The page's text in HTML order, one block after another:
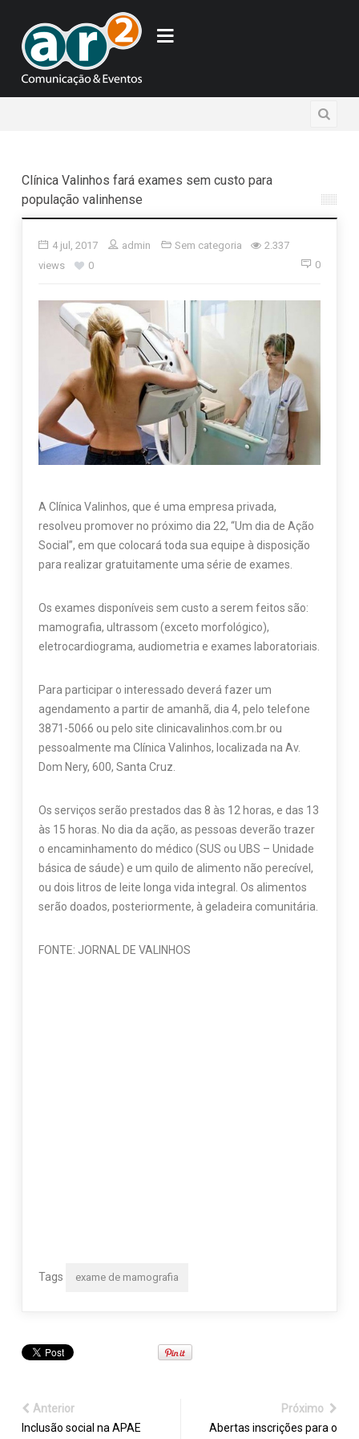
Clínica Valinhos fará exames sem custo para
população valinhense
4 jul, 2017 admin Sem categoria
2.337
views
0 0
A Clínica Valinhos, que é uma empresa privada,
resolveu promover no próximo dia 22, “Um dia de Ação
Social”, em que colocará toda sua equipe à disposição
para realizar gratuitamente uma série de exames.
Os exames disponíveis sem custo a serem feitos são:
mamografia, ultrassom (exceto morfológico),
eletrocardiograma, audiometria e exames laboratoriais.
Para participar o interessado deverá fazer um
agendamento a partir de amanhã, dia 4, pelo telefone
3871-5066 ou pelo site clinicavalinhos.com.br ou
pessoalmente ma Clínica Valinhos, localizada na Av.
Dom Nery, 600, Santa Cruz.
Os serviços serão prestados das 8 às 12 horas, e das 13
às 15 horas. No dia da ação, as pessoas deverão trazer
o encaminhamento do médico (SUS ou UBS – Unidade
básica de sáude) e um quilo de alimento não perecível,
ou dois litros de leite longa vida integral. Os alimentos
serão doados, posteriormente, à geladeira comunitária.
FONTE: JORNAL DE VALINHOS
Tags exame de mamografia
Anterior
Inclusão social na APAE
Próximo
Abertas inscrições para o